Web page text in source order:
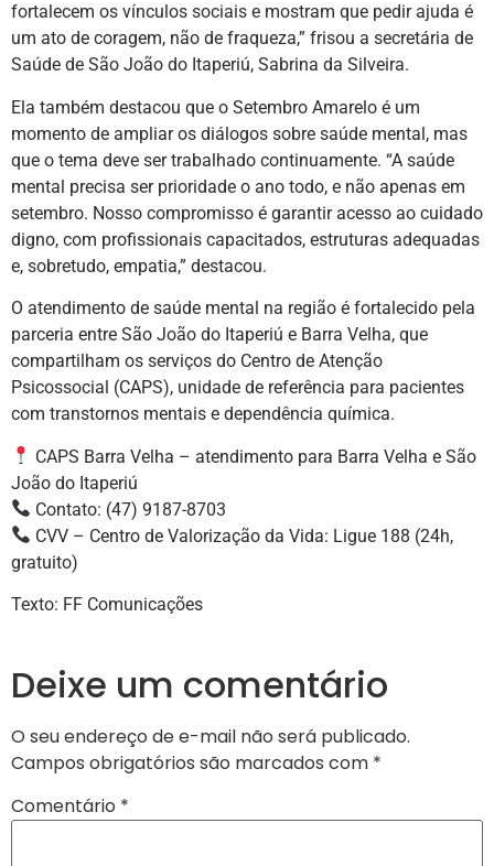
fortalecem os vínculos sociais e mostram que pedir ajuda é
um ato de coragem, não de fraqueza,” frisou a secretária de
Saúde de São João do Itaperiú, Sabrina da Silveira.
Ela também destacou que o Setembro Amarelo é um
momento de ampliar os diálogos sobre saúde mental, mas
que o tema deve ser trabalhado continuamente. “A saúde
mental precisa ser prioridade o ano todo, e não apenas em
setembro. Nosso compromisso é garantir acesso ao cuidado
digno, com profissionais capacitados, estruturas adequadas
e, sobretudo, empatia,” destacou.
O atendimento de saúde mental na região é fortalecido pela
parceria entre São João do Itaperiú e Barra Velha, que
compartilham os serviços do Centro de Atenção
Psicossocial (CAPS), unidade de referência para pacientes
com transtornos mentais e dependência química.
CAPS Barra Velha – atendimento para Barra Velha e São
João do Itaperiú
Contato: (47) 9187-8703
CVV – Centro de Valorização da Vida: Ligue 188 (24h,
gratuito)
Texto: FF Comunicações
Deixe um comentário
O seu endereço de e-mail não será publicado.
Campos obrigatórios são marcados com *
Comentário *